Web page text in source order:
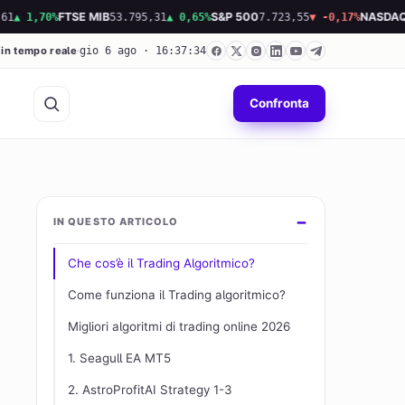
FTSE MIB53.795,31▲ 0,65% S&P 5007.723,55▼ -0,17%NASDAQ
tempo reale gio 6 ago · 16:37:35
Confronta
IN QUESTO ARTICOLO
Che cos’è il Trading Algoritmico?
Come funziona il Trading algoritmico?
Migliori algoritmi di trading online 2026
1. Seagull EA MT5
2. AstroProfitAI Strategy 1-3